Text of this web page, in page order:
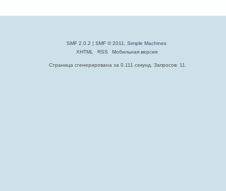
SMF 2.0.2 |SMF © 2011,Simple Machines
XHTML
RSS Мобильная версия
Страница сгенерирована за 0.111 секунд. Запросов: 11.